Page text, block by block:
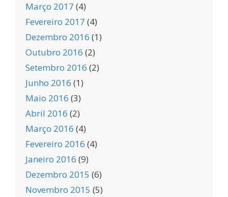
Março 2017 (4)
Fevereiro 2017 (4)
Dezembro 2016 (1)
Outubro 2016 (2)
Setembro 2016 (2)
Junho 2016 (1)
Maio 2016 (3)
Abril 2016 (2)
Março 2016 (4)
Fevereiro 2016 (4)
Janeiro 2016 (9)
Dezembro 2015 (6)
Novembro 2015 (5)